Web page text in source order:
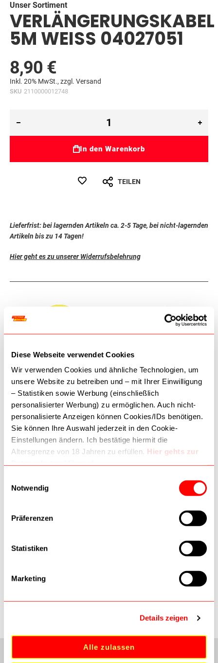
Diese Webseite verwendet Cookies
Wir verwenden Cookies und ähnliche Technologien, um
unsere Website zu betreiben und – mit Ihrer Einwilligung
– Statistiken sowie Werbung (einschließlich
personalisierter Werbung) zu ermöglichen. Auch nicht-
personalisierte Anzeigen können Cookies/IDs benötigen.
Sie können Ihre Auswahl jederzeit in den Cookie-
Einstellungen ändern. Ich bestätige hiermit die
Altersgrenze von 18 Jahren zu erfüllen. Hier gehts zur
Google Daten nutzt:
Wie Google Informationen von Websites/Apps nutzt
Verantwortungsvoller Umgang mit Geschäftsdaten
Notwendig
Präferenzen
Statistiken
Marketing
Details zeigen
Alle zulassen
beginning
of
the
images
gallery
Unser Sortiment
VERLÄNGERUNGSKABEL
5M WEISS 04027051
8,90 €
Inkl. 20% MwSt., zzgl. Versand
SKU 2110000012748
In den Warenkorb
TEILEN
Lieferfrist: bei lagernden Artikeln ca. 2-5 Tage, bei nicht-lagernden
Artikeln bis zu 14 Tagen!
Hier geht es zu unserer Widerrufsbelehrung
Achtung! Jedes Produkt ist bestellbar, einige Produkte sind jedoch
nicht im Geschäftslokal lagernd - bei dringenden Bestellungen
bitten wir um Anfrage, um eine rasche Abholung zu gewährleisten!
TELEFON:01 587 7434
Kontaktieren Sie uns
ÖFFNUNGSZEITEN: